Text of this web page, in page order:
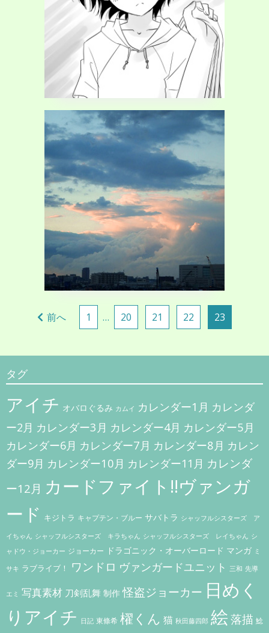
八十野みこと 落描
当ブログについて
川端輝
当サイトについて
ビ
ゲ
ー
シ
ョ
ン
前へ 1 … 20 21 22 23
タグ
アイチ オバロぐるみ カムイ カレンダー1月 カレンダ
ー2月 カレンダー3月 カレンダー4月 カレンダー5月
カレンダー6月 カレンダー7月 カレンダー8月 カレン
ダー9月 カレンダー10月 カレンダー11月 カレンダ
ー12月 カードファイト!!ヴァンガ
ード キジトラ キャプテン・ブルー サバトラ シャッフルシスターズ ア
イちゃん シャッフルシスターズ キラちゃん シャッフルシスターズ レイちゃん シ
ャドウ・ジョーカー ジョーカー ドラゴニック・オーバーロード マンガ ミ
サキ ラブライブ！ ワンドロ ヴァンガードユニット 三和 先導
エミ 写真素材 刀剣乱舞 制作 怪盗ジョーカー 日めく
りアイチ
日記 東條希 櫂くん 猫 秋田藤四郎 絵落描 鯰